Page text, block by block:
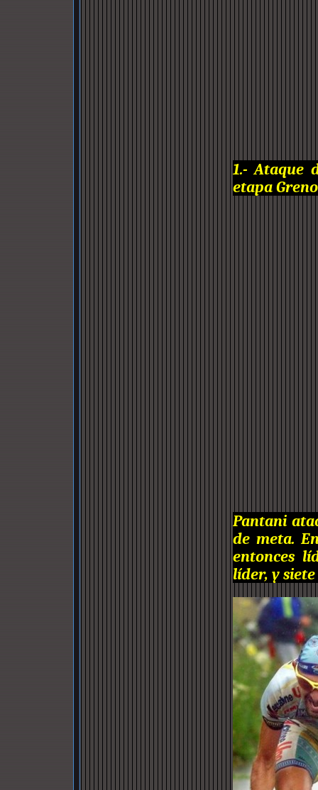
1.- Ataque
etapa
Pantani
de meta.
entonces
líder, y